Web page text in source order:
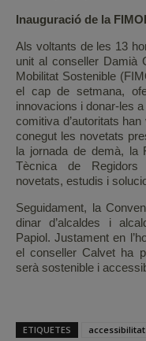
Inauguració de la
Als voltants de les 13
unit al conseller Damià
Mobilitat Sostenible
el cap de setmana,
innovacions i donar-les
comitiva d’autoritats
conegut les novetats
la jornada de demà, la
Tècnica de
novetats, estudis i
Seguidament, la
dinar d’alcaldes i
Papiol. Justament en
el conseller Calvet ha
serà sostenible i
ETIQUETES accessibilitat